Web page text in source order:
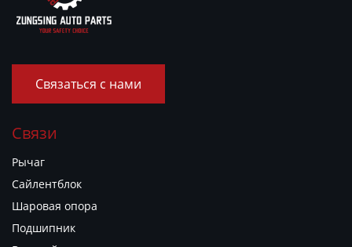
Связаться с нами
Связи
Рычаг
Сайлентблок
Шаровая опора
Подшипник